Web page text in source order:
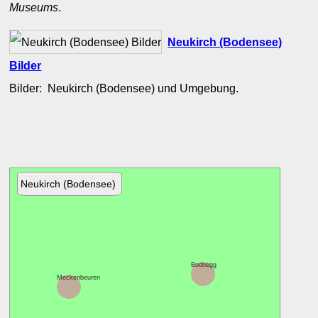
Museums.
Neukirch (Bodensee)
Bilder
Bilder: Neukirch (Bodensee) und Umgebung.
Neukirch (Bodensee)
Bodnegg
Meckenbeuren